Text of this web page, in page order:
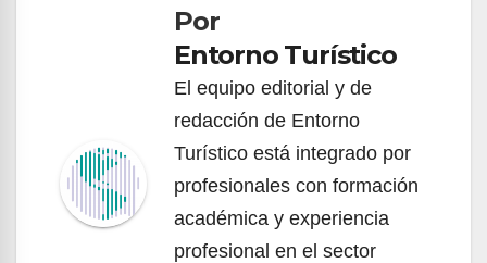
entradasPor
Entorno Turístico
El equipo editorial y de
redacción de Entorno
Turístico está integrado por
profesionales con formación
académica y experiencia
profesional en el sector